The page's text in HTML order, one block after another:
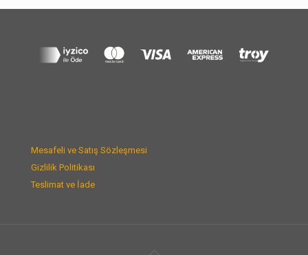
Mesafeli ve Satış Sözleşmesi
Gizlilik Politikası
Teslimat ve İade